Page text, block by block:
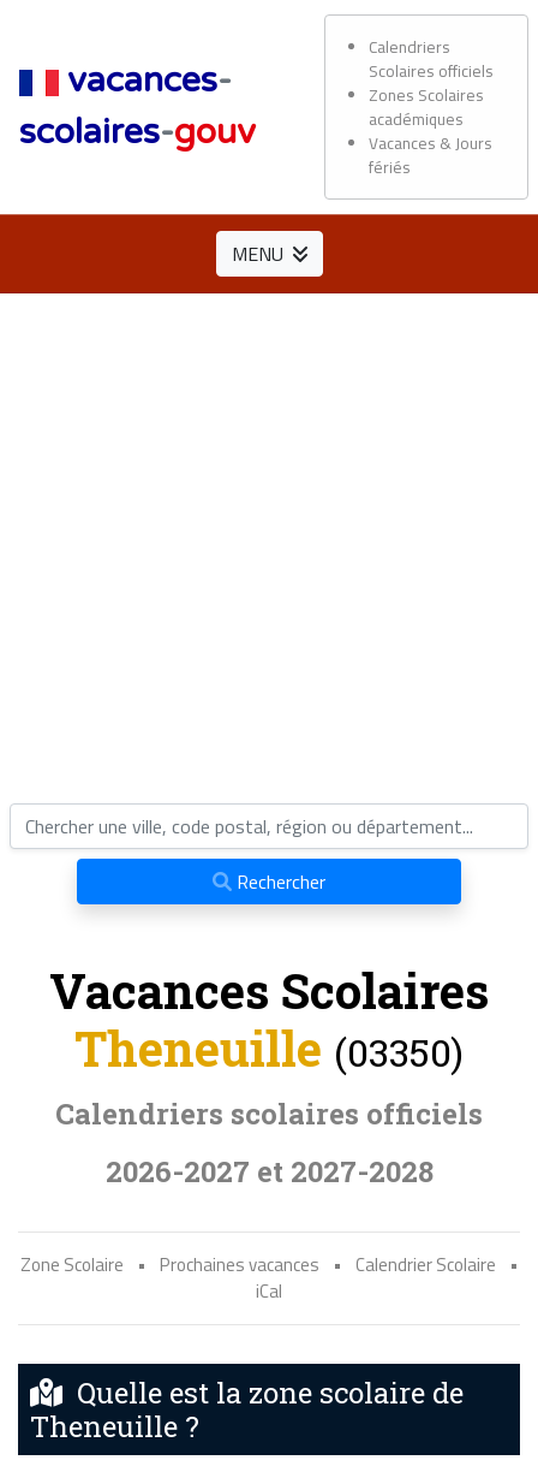
vacances-
scolaires-gouv
Calendriers
Scolaires officiels
Zones Scolaires
académiques
Vacances & Jours
fériés
MENU
Rechercher
Vacances Scolaires
Theneuille (03350)
Calendriers scolaires officiels
2026-2027 et 2027-2028
Zone Scolaire • Prochaines vacances • Calendrier Scolaire
•
iCal
Quelle est la zone scolaire de
Theneuille ?